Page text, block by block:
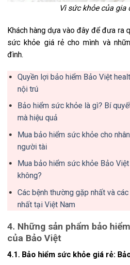
Vì sức khỏe của gia
Khách hàng dựa vào đây để đưa ra
sức khỏe giá rẻ cho mình và
đình.
Quyền lợi bảo hiểm Bảo Việt
nội trú
Bảo hiểm sức khỏe là gì? Bí
mà hiệu quả
Mua bảo hiểm sức khỏe cho
người tài
Mua bảo hiểm sức khỏe Bảo
không?
Các bệnh thường gặp nhất và
nhất tại Việt Nam
4. Những sản phẩm bảo
của Bảo Việt
4.1. Bảo hiểm sức khỏe giá rẻ: